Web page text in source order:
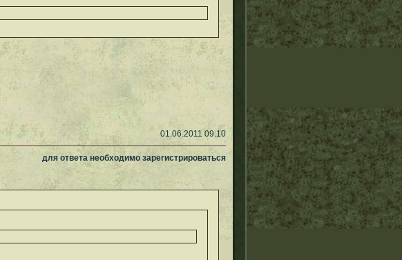
01.06.2011 09:10
для ответа необходимо зарегистрироваться